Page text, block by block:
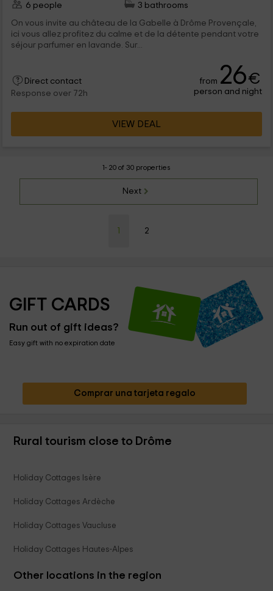
6 people
3 bathrooms
On vous invite au château de la Gabelle à Drôme Provençale,
ici vous allez profitez du calme et de la détente pendant votre
séjour parfumer en lavande. Sur...
Direct contact
Response over 72h
from 26€
person and night
VIEW DEAL
1- 20 of 30 properties
Next
2
GIFT CARDS
Run out of gift ideas?
Easy gift with no expiration date
Comprar una tarjeta regalo
Rural tourism close to Drôme
Holiday Cottages Isère
Holiday Cottages Ardèche
Holiday Cottages Vaucluse
Holiday Cottages Hautes-Alpes
Other locations in the region